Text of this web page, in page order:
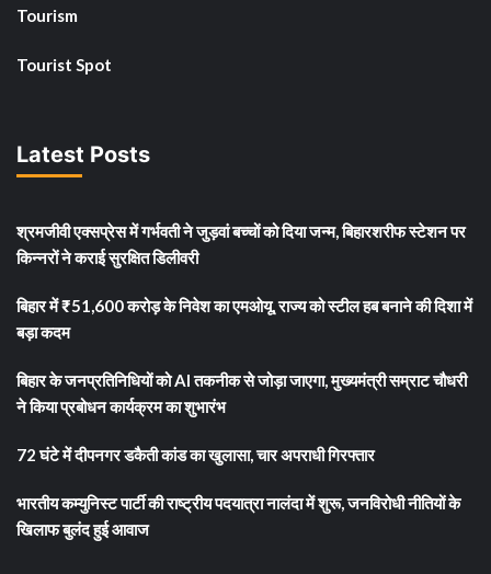
Tourism
Tourist Spot
Latest Posts
श्रमजीवी एक्सप्रेस में गर्भवती ने जुड़वां बच्चों को दिया जन्म, बिहारशरीफ स्टेशन पर
किन्नरों ने कराई सुरक्षित डिलीवरी
बिहार में ₹51,600 करोड़ के निवेश का एमओयू, राज्य को स्टील हब बनाने की दिशा में
बड़ा कदम
बिहार के जनप्रतिनिधियों को AI तकनीक से जोड़ा जाएगा, मुख्यमंत्री सम्राट चौधरी
ने किया प्रबोधन कार्यक्रम का शुभारंभ
72 घंटे में दीपनगर डकैती कांड का खुलासा, चार अपराधी गिरफ्तार
भारतीय कम्युनिस्ट पार्टी की राष्ट्रीय पदयात्रा नालंदा में शुरू, जनविरोधी नीतियों के
खिलाफ बुलंद हुई आवाज